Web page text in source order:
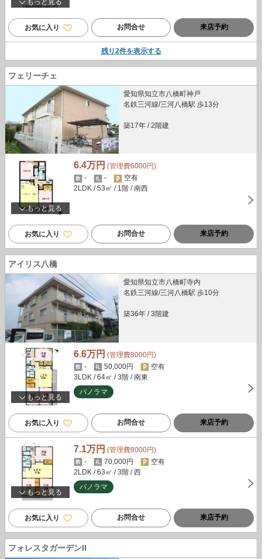
もっと見る
お気に入り お問合せ 来店予約
残り2件を表示する
フェリーチェ
愛知県知立市八橋町神戸
名鉄三河線/三河八橋駅 歩13分
築17年 / 2階建
もっと見る
6.4万円 (管理費6000円)
-
-
空有
2LDK / 53㎡ / 1階 / 南西
お気に入り お問合せ 来店予約
アイリス八橋
愛知県知立市八橋町寺内
名鉄三河線/三河八橋駅 歩10分
築36年 / 3階建
もっと見る
6.6万円 (管理費8000円)
-
50,000円
空有
3LDK / 64㎡ / 3階 / 南東
パノラマ
お気に入り お問合せ 来店予約
もっと見る
7.1万円 (管理費8000円)
-
70,000円
空有
2LDK / 63㎡ / 3階 / 西
パノラマ
お気に入り お問合せ 来店予約
フォレスタガーデンII